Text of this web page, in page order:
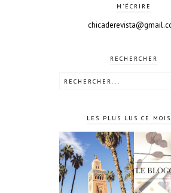
M'ÉCRIRE
RECHERCHER
LES PLUS LUS CE
4 jours à
Marrakech
Le